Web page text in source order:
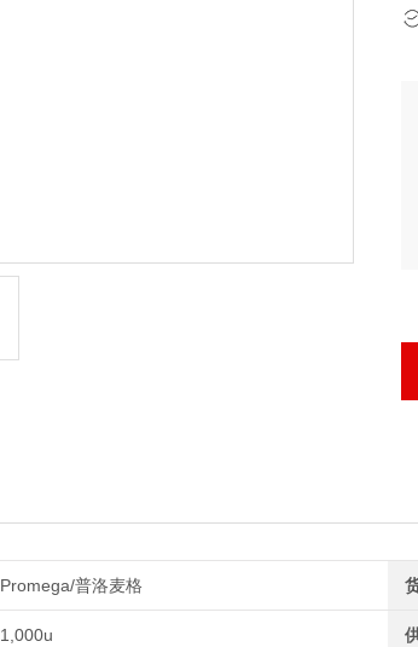
Promega/普洛麦格
1,000u